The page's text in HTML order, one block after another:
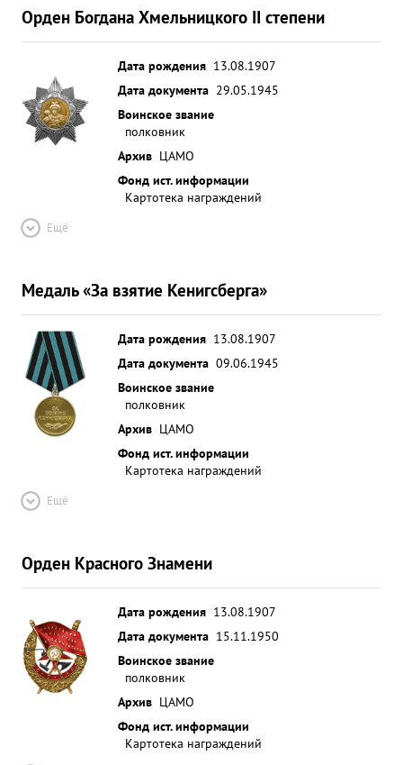
Орден Богдана Хмельницкого II степени
Дата рождения 13.08.1907
Дата документа 29.05.1945
Воинское звание
полковник
Архив ЦАМО
Фонд ист. информации
Картотека награждений
Ещё
Медаль «За взятие Кенигсберга»
Дата рождения 13.08.1907
Дата документа 09.06.1945
Воинское звание
полковник
Архив ЦАМО
Фонд ист. информации
Картотека награждений
Ещё
Орден Красного Знамени
Дата рождения 13.08.1907
Дата документа 15.11.1950
Воинское звание
полковник
Архив ЦАМО
Фонд ист. информации
Картотека награждений